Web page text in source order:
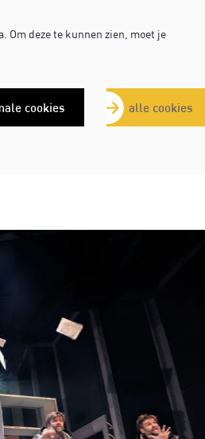
Om deze te kunnen zien, moet je
cookies alle cookies